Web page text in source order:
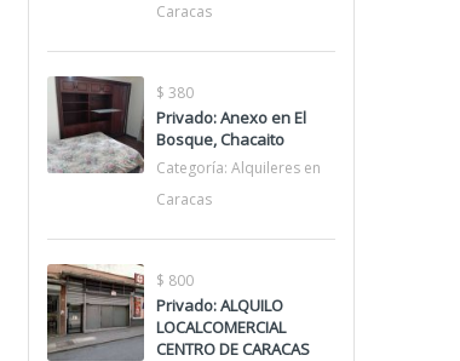
Caracas
$ 380
Privado: Anexo en El
Bosque, Chacaito
Categoría: Alquileres en
Caracas
$ 800
Privado: ALQUILO
LOCALCOMERCIAL
CENTRO DE CARACAS